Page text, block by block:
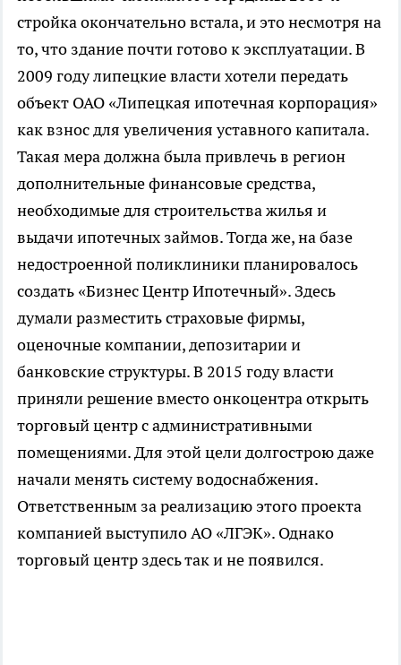
стройка окончательно встала, и это несмотря на
то, что здание почти готово к эксплуатации. В
2009 году липецкие власти хотели передать
объект ОАО «Липецкая ипотечная корпорация»
как взнос для увеличения уставного капитала.
Такая мера должна была привлечь в регион
дополнительные финансовые средства,
необходимые для строительства жилья и
выдачи ипотечных займов. Тогда же, на базе
недостроенной поликлиники планировалось
создать «Бизнес Центр Ипотечный». Здесь
думали разместить страховые фирмы,
оценочные компании, депозитарии и
банковские структуры. В 2015 году власти
приняли решение вместо онкоцентра открыть
торговый центр с административными
помещениями. Для этой цели долгострою даже
начали менять систему водоснабжения.
Ответственным за реализацию этого проекта
компанией выступило АО «ЛГЭК». Однако
торговый центр здесь так и не появился.